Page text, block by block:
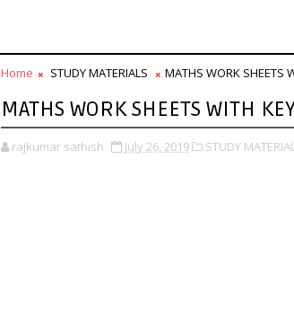
Home STUDY MATERIALS MATHS WORK SHEETS
MATHS WORK SHEETS WITH
rajkumar sathish July 26, 2019 STUDY